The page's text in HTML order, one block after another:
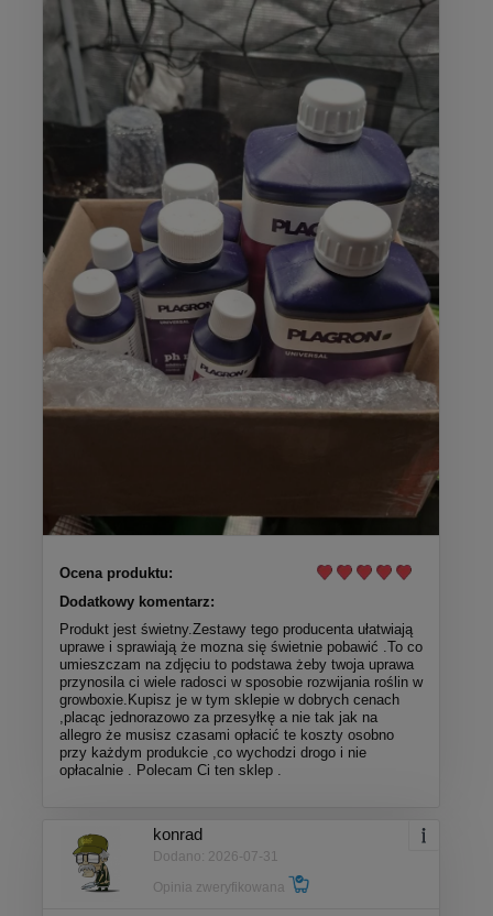
Ocena produktu:
Dodatkowy komentarz:
Produkt jest świetny.Zestawy tego producenta ułatwiają
uprawe i sprawiają że mozna się świetnie pobawić .To co
umieszczam na zdjęciu to podstawa żeby twoja uprawa
przynosila ci wiele radosci w sposobie rozwijania roślin w
growboxie.Kupisz je w tym sklepie w dobrych cenach
,placąc jednorazowo za przesyłkę a nie tak jak na
allegro że musisz czasami opłacić te koszty osobno
przy każdym produkcie ,co wychodzi drogo i nie
opłacalnie . Polecam Ci ten sklep .
konrad
Dodano: 2026-07-31
Opinia zweryfikowana